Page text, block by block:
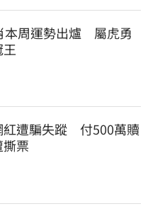
本周運勢出爐　屬虎勇
紅遭騙失蹤　付500萬贖
票